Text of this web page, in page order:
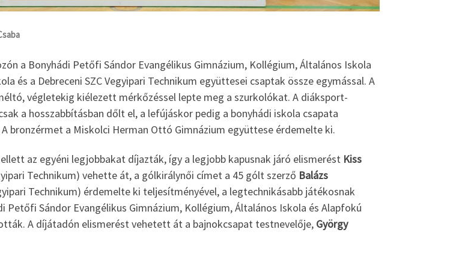
a Bonyhádi Petőfi Sándor Evangélikus Gimnázium, Kollégium, Általános Iskola
és a Debreceni SZC Vegyipari Technikum együttesei csaptak össze egymással. A
végletekig kiélezett mérkőzéssel lepte meg a szurkolókat. A diáksport-
a hosszabbításban dőlt el, a lefújáskor pedig a bonyhádi iskola csapata
bronzérmet a Miskolci Herman Ottó Gimnázium együttese érdemelte ki.
az egyéni legjobbakat díjazták, így a legjobb kapusnak járó elismerést Kiss
Technikum) vehette át, a gólkirálynői címet a 45 gólt szerző Balázs
Technikum) érdemelte ki teljesítményével, a legtechnikásabb játékosnak
Petőfi Sándor Evangélikus Gimnázium, Kollégium, Általános Iskola és Alapfokú
A díjátadón elismerést vehetett át a bajnokcsapat testnevelője, György